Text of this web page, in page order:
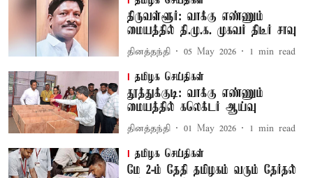
திருவள்ளூர்: வாக்கு எண்ணும்
மையத்தில் தி.மு.க. முகவர் திடீர் சாவு
தினத்தந்தி 05 May 2026 1 min read
தமிழக செய்திகள்
தூத்துக்குடி: வாக்கு எண்ணும்
மையத்தில் கலெக்டர் ஆய்வு
தினத்தந்தி 01 May 2026 1 min read
தமிழக செய்திகள்
மே 2-ம் தேதி தமிழகம் வரும் தேர்தல்